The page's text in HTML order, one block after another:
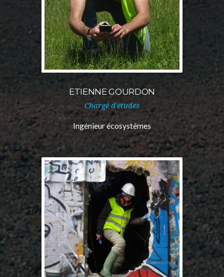
ETIENNE GOURDON
Chargé d'études
Ingénieur écosystèmes